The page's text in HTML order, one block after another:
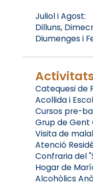
Juliol i Agost:
Dilluns,
Diumenges i
Catequesi de
Acollida i
Cursos pre-
Grup de Gent
Visita de
Atenció
Confraria del
Hogar de
Alcohòlics